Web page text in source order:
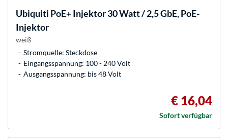
Ubiquiti PoE+ Injektor 30 Watt / 2,5 GbE, PoE-
Injektor
weiß
Stromquelle: Steckdose
Eingangsspannung: 100 - 240 Volt
Ausgangsspannung: bis 48 Volt
€ 16,04
Sofort verfügbar